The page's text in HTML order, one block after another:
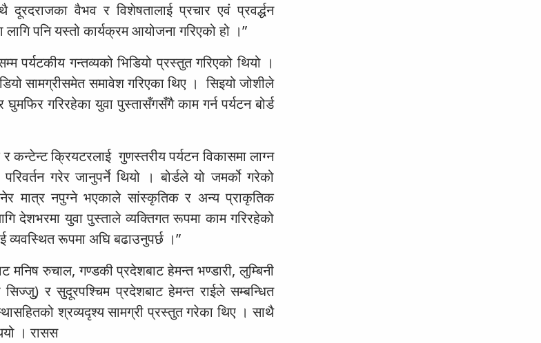
वैभव र विशेषतालाई प्रचार एवं प्रवर्द्धन
पनि यस्तो कार्यक्रम आयोजना गरिएको हो ।”
पर्यटकीय गन्तव्यको भिडियो प्रस्तुत गरिएको थियो ।
सामग्रीसमेत समावेश गरिएका थिए । सिइयो जोशीले
घुमफिर गरिरहेका युवा पुस्तासँगसँगै काम गर्न पर्यटन बोर्ड
क्रियटरलाई गुणस्तरीय पर्यटन विकासमा लाग्न
गरेर जानुपर्ने थियो । बोर्डले यो जमर्को गरेको
मात्र नपुग्ने भएकाले सांस्कृतिक र अन्य प्राकृतिक
देशभरमा युवा पुस्ताले व्यक्तिगत रूपमा काम गरिरहेको
रूपमा अघि बढाउनुपर्छ ।”
मनिष रुचाल, गण्डकी प्रदेशबाट हेमन्त भण्डारी, लुम्बिनी
सिज्जु) र सुदूरपश्चिम प्रदेशबाट हेमन्त राईले सम्बन्धित
श्रव्यदृश्य सामग्री प्रस्तुत गरेका थिए । साथै
। रासस